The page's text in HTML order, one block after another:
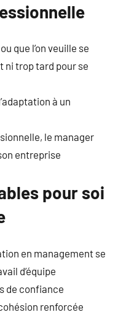
que l’on veuille se
ni trop tard pour se
à un
le manager
entreprise
pour soi
en management se
d’équipe
de confiance
renforcée